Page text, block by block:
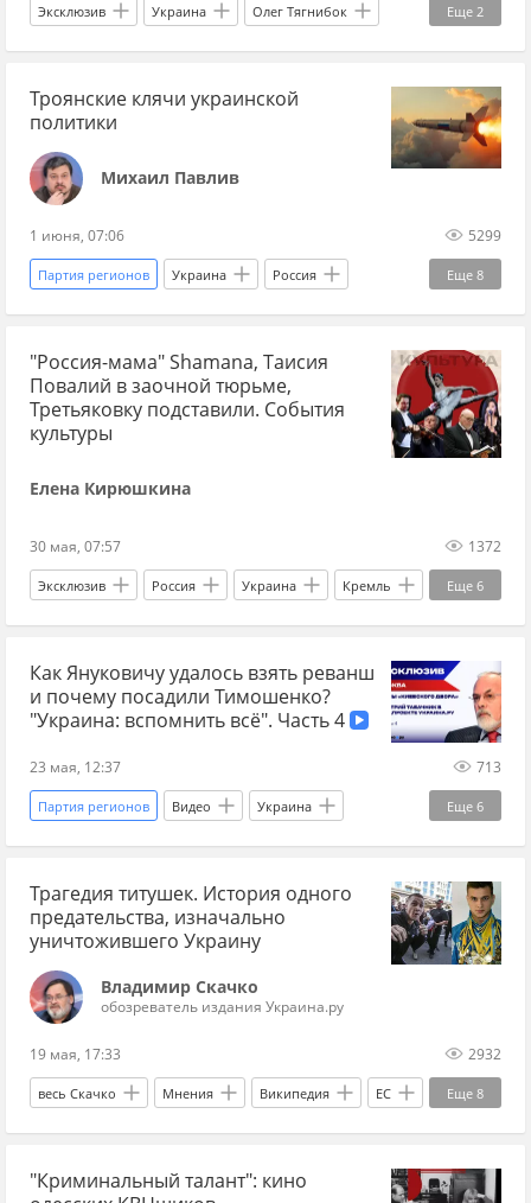
Еще 2
Эксклюзив Украина Олег Тягнибок
Владимир Зеленский Руслан Марцинкив
Троянские клячи украинской
политики
Михаил Павлив
1 июня, 07:06 5299
Еще 8
Партия регионов Украина Россия
Одесса Владимир Зеленский
Алексей Гончаренко Максим Бужанский
ВКС Мнения Украина.ру
Западная Украина
"Россия-мама" Shamanа, Таисия
Повалий в заочной тюрьме,
Третьяковку подставили. События
культуры
Елена Кирюшкина
30 мая, 07:57 1372
Еще 6
Эксклюзив Россия Украина Кремль
Повалий Владимир Шаманов
Моргенштерн Минобороны
Вооруженные силы Украины Верховная Рада
Как Януковичу удалось взять реванш
и почему посадили Тимошенко?
"Украина: вспомнить всё". Часть 4
23 мая, 12:37 713
Еще 6
Партия регионов Видео Украина
Харьков Киев Виктор Янукович
Администрация президента Юлия Тимошенко
Леонид Кучма
Трагедия титушек. История одного
предательства, изначально
уничтожившего Украину
Владимир Скачко
обозреватель издания Украина.ру
19 мая, 17:33 2932
Еще 8
весь Скачко Мнения Википедия ЕС
Виктор Янукович Украина Киев
Россия Сергей Левочкин Фейсбук
"Криминальный талант": кино